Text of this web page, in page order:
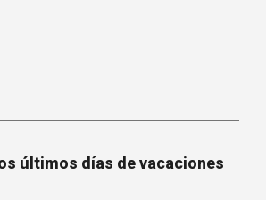
últimos días de vacaciones